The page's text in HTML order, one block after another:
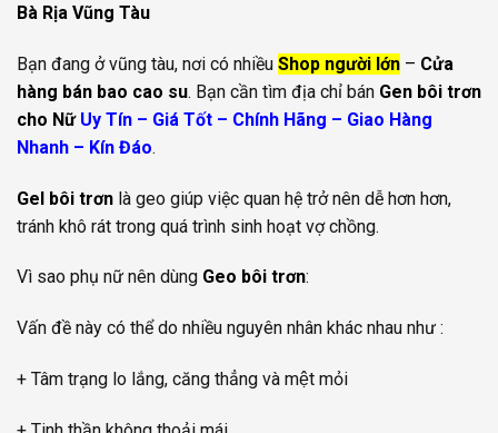
Bà Rịa Vũng Tàu
Bạn đang ở vũng tàu, nơi có nhiều Shop người lớn – Cửa
hàng bán bao cao su. Bạn cần tìm địa chỉ bán Gen bôi trơn
cho Nữ Uy Tín – Giá Tốt – Chính Hãng – Giao Hàng
Nhanh – Kín Đáo.
Gel bôi trơn là geo giúp việc quan hệ trở nên dễ hơn hơn,
tránh khô rát trong quá trình sinh hoạt vợ chồng.
Vì sao phụ nữ nên dùng Geo bôi trơn:
Vấn đề này có thể do nhiều nguyên nhân khác nhau như :
+ Tâm trạng lo lắng, căng thẳng và mệt mỏi